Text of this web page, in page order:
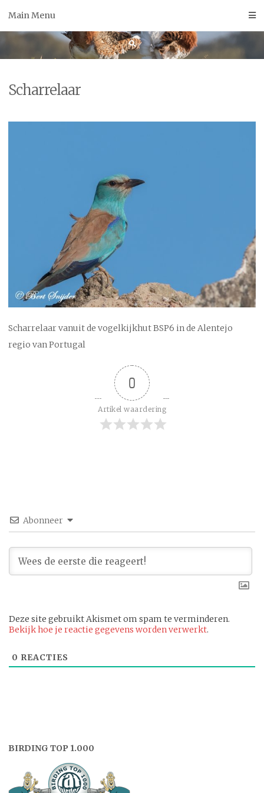
Main Menu
Scharrelaar
Scharrelaar vanuit de vogelkijkhut BSP6 in de Alentejo
regio van Portugal
0
Artikel waardering
Abonneer
Deze site gebruikt Akismet om spam te verminderen.
Bekijk hoe je reactie gegevens worden verwerkt.
0 REACTIES
BIRDING TOP 1.000